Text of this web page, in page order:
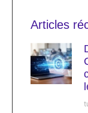
Articles